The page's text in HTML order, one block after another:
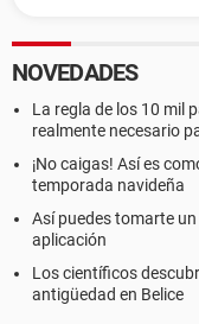
NOVEDADES
La regla de los 10 mil
realmente necesario
¡No caigas! Así es
temporada navideña
Así puedes tomarte
aplicación
Los científicos
antigüedad en Belice